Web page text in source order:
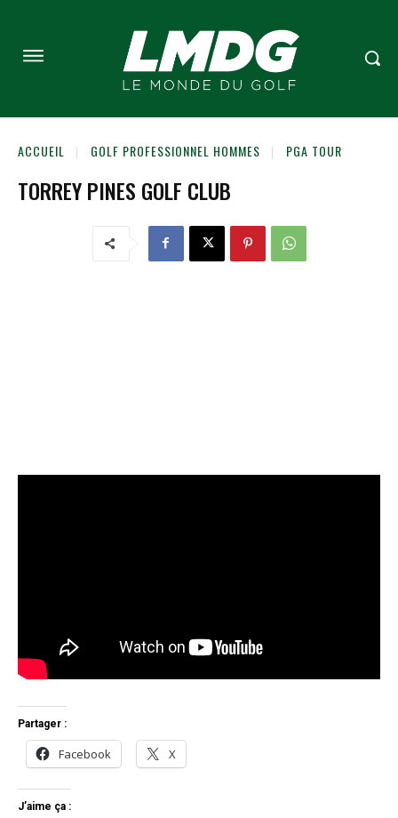
ACCUEIL GOLF PROFESSIONNEL HOMMES PGA TOUR
TORREY PINES GOLF CLUB
Partager :
Facebook X
J’aime ça :